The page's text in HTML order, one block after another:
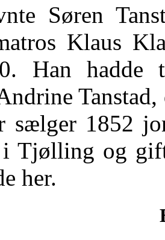
Klaus
Han hadde
Tanstad,
sælger 1852
Tjølling og
her.